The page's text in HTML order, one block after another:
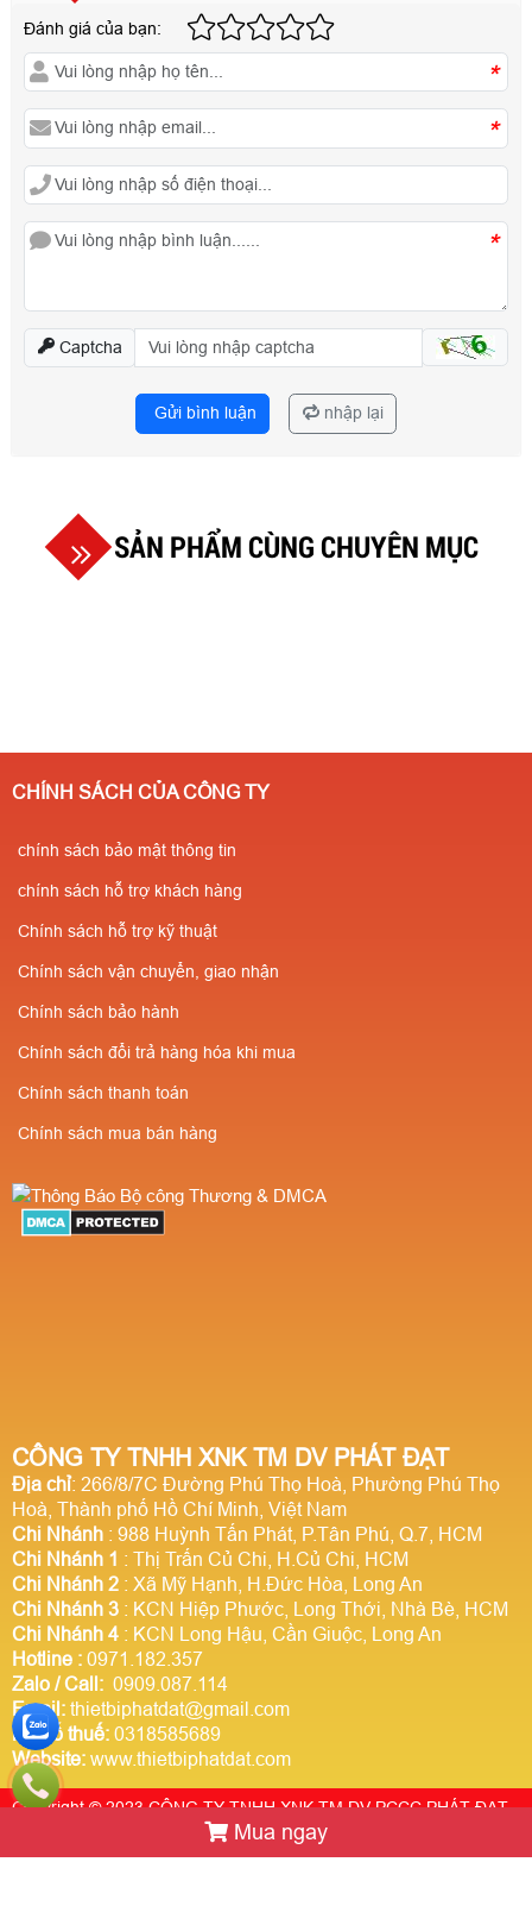
Đánh giá của bạn:
*
*
*
Captcha
Gửi bình luận nhập lại
Mua ngay
SẢN PHẨM CÙNG CHUYÊN MỤC
CÔNG TY TNHH XNK TM DV PHÁT ĐẠT
Địa chỉ: 266/8/7C Đường Phú Thọ Hoà, Phường Phú Thọ
Hoà, Thành phố Hồ Chí Minh, Việt Nam
Chi Nhánh : 988 Huỳnh Tấn Phát, P.Tân Phú, Q.7, HCM
Chi Nhánh 1 : Thị Trấn Củ Chi, H.Củ Chi, HCM
Chi Nhánh 2 : Xã Mỹ Hạnh, H.Đức Hòa, Long An
Chi Nhánh 3 : KCN Hiệp Phước, Long Thới, Nhà Bè, HCM
Chi Nhánh 4 : KCN Long Hậu, Cần Giuộc, Long An
Hotline : 0971.182.357
Zalo / Call: 0909.087.114
Email: thietbiphatdat@gmail.com
Mã số thuế: 0318585689
Website: www.thietbiphatdat.com
CHÍNH SÁCH CỦA CÔNG TY
chính sách bảo mật thông tin
chính sách hỗ trợ khách hàng
Chính sách hỗ trợ kỹ thuật
Chính sách vận chuyển, giao nhận
Chính sách bảo hành
Chính sách đổi trả hàng hóa khi mua
Chính sách thanh toán
Chính sách mua bán hàng
Copyright © 2023 CÔNG TY TNHH XNK TM DV PCCC PHÁT ĐẠT.
Thiết kế website Webso.vn
Trực tuyến:1 Hôm nay:1464217 Tuần này:0